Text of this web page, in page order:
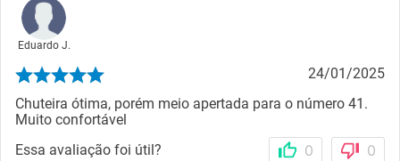
Eduardo J.
24/01/2025
Chuteira ótima, porém meio apertada para o número 41.
Muito confortável
Essa avaliação foi útil?
0 0